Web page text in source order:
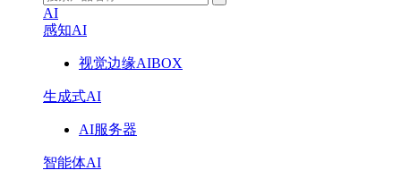
AI
感知AI
视觉边缘AIBOX
生成式AI
AI服务器
智能体AI